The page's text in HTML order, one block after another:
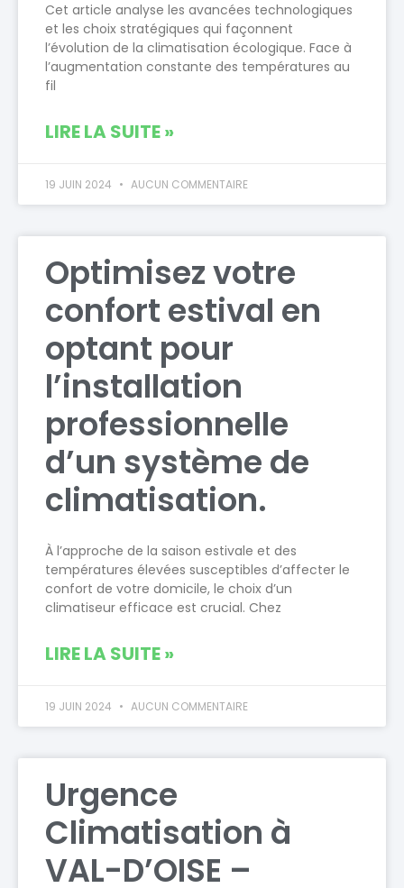
Cet article analyse les avancées technologiques
et les choix stratégiques qui façonnent
l’évolution de la climatisation écologique. Face à
l’augmentation constante des températures au
fil
LIRE LA SUITE »
19 JUIN 2024 AUCUN COMMENTAIRE
Optimisez votre
confort estival en
optant pour
l’installation
professionnelle
d’un système de
climatisation.
À l’approche de la saison estivale et des
températures élevées susceptibles d’affecter le
confort de votre domicile, le choix d’un
climatiseur efficace est crucial. Chez
LIRE LA SUITE »
19 JUIN 2024 AUCUN COMMENTAIRE
Urgence
Climatisation à
VAL-D’OISE –